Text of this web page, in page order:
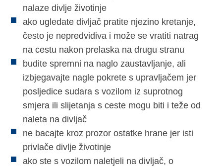
nalaze divlje životinje
ako ugledate divljač pratite njezino kretanje,
često je nepredvidiva i može se vratiti natrag
na cestu nakon prelaska na drugu stranu
budite spremni na naglo zaustavljanje, ali
izbjegavajte nagle pokrete s upravljačem jer
posljedice sudara s vozilom iz suprotnog
smjera ili slijetanja s ceste mogu biti i teže od
naleta na divljač
ne bacajte kroz prozor ostatke hrane jer isti
privlače divlje životinje
ako ste s vozilom naletjeli na divljač, o